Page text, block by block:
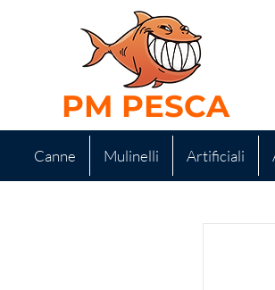
PM PESCA
Canne Mulinelli Artificiali